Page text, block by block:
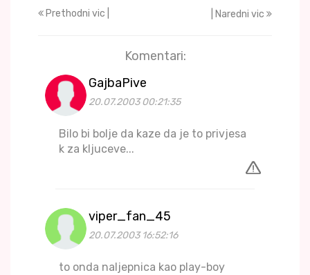
Prethodni vic | | Naredni vic
Komentari:
GajbaPive
20.07.2003 00:21:35
Bilo bi bolje da kaze da je to privjesa
k za kljuceve...
viper_fan_45
20.07.2003 16:52:16
to onda naljepnica kao play-boy